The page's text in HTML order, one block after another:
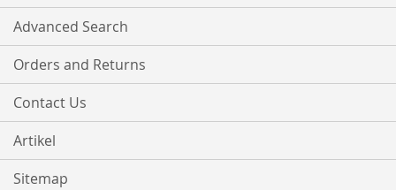
Advanced Search
Orders and Returns
Contact Us
Artikel
Sitemap